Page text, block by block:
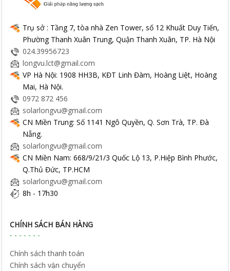
Trụ sở : Tầng 7, tòa nhà Zen Tower, số 12 Khuất Duy Tiến,
Phường Thanh Xuân Trung, Quận Thanh Xuân, TP. Hà Nội
024.39956723
longvu.lct@gmail.com
VP Hà Nội: 1908 HH3B, KĐT Linh Đàm, Hoàng Liệt, Hoàng
Mai, Hà Nội.
0972 872 456
solarlongvu@gmail.com
CN Miền Trung: Số 1141 Ngô Quyền, Q. Sơn Trà, TP. Đà
Nẵng.
solarlongvu@gmail.com
CN Miền Nam: 668/9/21/3 Quốc Lộ 13, P.Hiệp Bình Phước,
Q.Thủ Đức, TP.HCM
solarlongvu@gmail.com
8h - 17h30
CHÍNH SÁCH BÁN HÀNG
Chính sách thanh toán
Chính sách vận chuyển